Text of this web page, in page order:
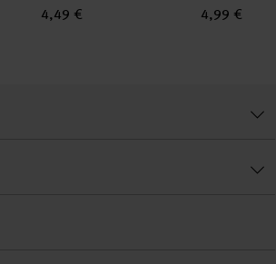
4,49 € 4,99 €